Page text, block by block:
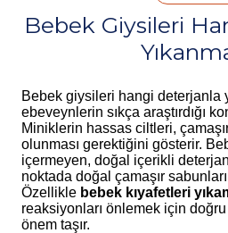
Bebek Giysileri
Bebek giysileri hangi deterjanla
ebeveynlerin sıkça araştırdığı
Miniklerin hassas ciltleri,
olunması gerektiğini gösterir.
içermeyen, doğal içerikli
noktada doğal çamaşır
Özellikle bebek kıyafetleri
reaksiyonları önlemek için
önem taşır.